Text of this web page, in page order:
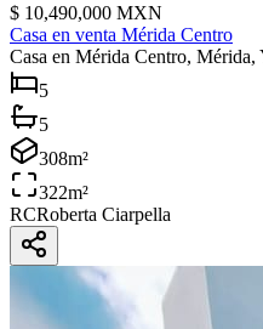
$ 10,490,000 MXN
Casa en venta Mérida Centro
Casa en Mérida Centro, Mérida,
5
5
308m²
322m²
RCRoberta Ciarpella